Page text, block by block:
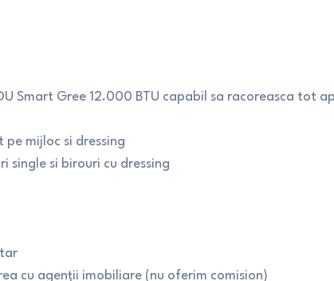
Smart Gree 12.000 BTU capabil sa racoreasca tot
mijloc si dressing
single si birouri cu dressing
cu agenții imobiliare (nu oferim comision)